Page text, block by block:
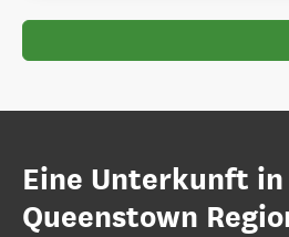
Eine Unterkunft
Queenstown